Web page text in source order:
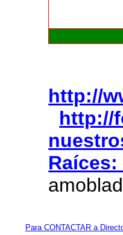
http://
http://
Raíces:
Para CONTACTAR a